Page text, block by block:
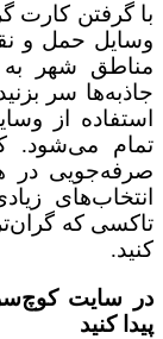
با گرفتن کارت
وسایل حمل و
مناطق شهر به
جاذبه‌ها سر
استفاده از
تمام می‌شود.
صرفه‌جویی در
انتخاب‌های
تاکسی که
کنید.
در سایت
پیدا کنید